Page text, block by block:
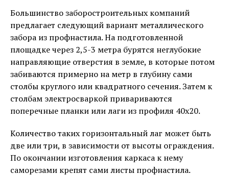
Большинство заборостроительных компаний
предлагает следующий вариант металлического
забора из профнастила. На подготовленной
площадке через 2,5-3 метра бурятся неглубокие
направляющие отверстия в земле, в которые потом
забиваются примерно на метр в глубину сами
столбы круглого или квадратного сечения. Затем к
столбам электросваркой привариваются
поперечные планки или лаги из профиля 40х20.
Количество таких горизонтальный лаг может быть
две или три, в зависимости от высоты ограждения.
По окончании изготовления каркаса к нему
саморезами крепят сами листы профнастила.